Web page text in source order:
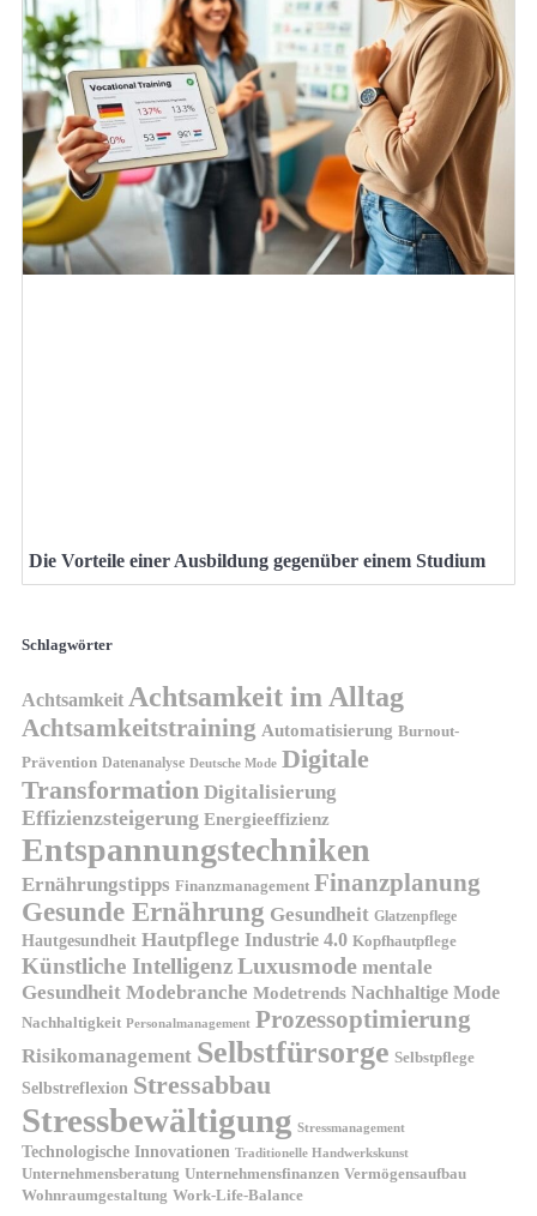
Die Vorteile einer Ausbildung gegenüber einem Studium
Schlagwörter
Achtsamkeit Achtsamkeit im Alltag
Achtsamkeitstraining Automatisierung Burnout-
Prävention Datenanalyse Deutsche Mode Digitale
Transformation Digitalisierung
Effizienzsteigerung Energieeffizienz
Entspannungstechniken
Ernährungstipps Finanzmanagement Finanzplanung
Gesunde Ernährung Gesundheit Glatzenpflege
Hautgesundheit Hautpflege Industrie 4.0 Kopfhautpflege
Künstliche IntelligenzLuxusmode mentale
Gesundheit Modebranche Modetrends Nachhaltige Mode
Nachhaltigkeit Personalmanagement Prozessoptimierung
Risikomanagement Selbstfürsorge Selbstpflege
Selbstreflexion Stressabbau
Stressbewältigung Stressmanagement
Technologische Innovationen Traditionelle Handwerkskunst
Unternehmensberatung Unternehmensfinanzen Vermögensaufbau
Wohnraumgestaltung Work-Life-Balance